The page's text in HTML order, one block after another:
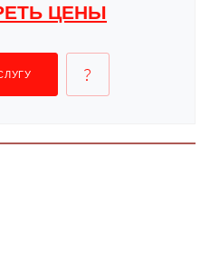
ЦЕНЫ